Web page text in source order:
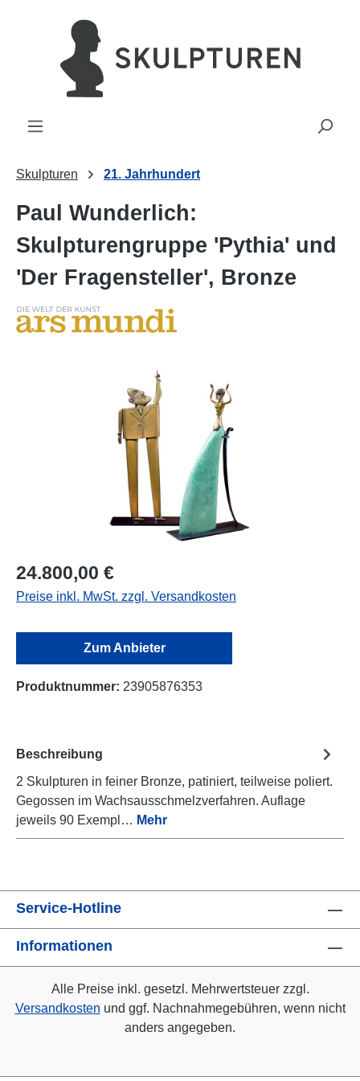
springen
Skulpturen 21. Jahrhundert
Paul Wunderlich:
Skulpturengruppe 'Pythia' und
'Der Fragensteller', Bronze
Bildergalerie überspringen
24.800,00 €
Preise inkl. MwSt. zzgl. Versandkosten
Zum Anbieter
Produktnummer: 23905876353
Beschreibung
2 Skulpturen in feiner Bronze, patiniert, teilweise poliert.
Gegossen im Wachsausschmelzverfahren. Auflage
jeweils 90 Exempl… Mehr
Service-Hotline
Informationen
Alle Preise inkl. gesetzl. Mehrwertsteuer zzgl.
Versandkosten und ggf. Nachnahmegebühren, wenn nicht
anders angegeben.